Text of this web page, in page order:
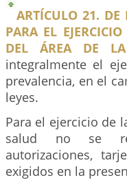
ARTÍCULO 21. DE
PARA EL
DEL ÁREA DE
integralmente el
prevalencia, en el
leyes.
Para el ejercicio de
salud no se
autorizaciones,
exigidos en la